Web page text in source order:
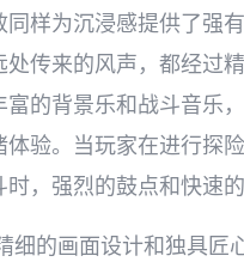
同样为沉浸感提供了强
传来的风声，都经过
的背景乐和战斗音乐
验。当玩家在进行探
，强烈的鼓点和快速
细的画面设计和独具匠